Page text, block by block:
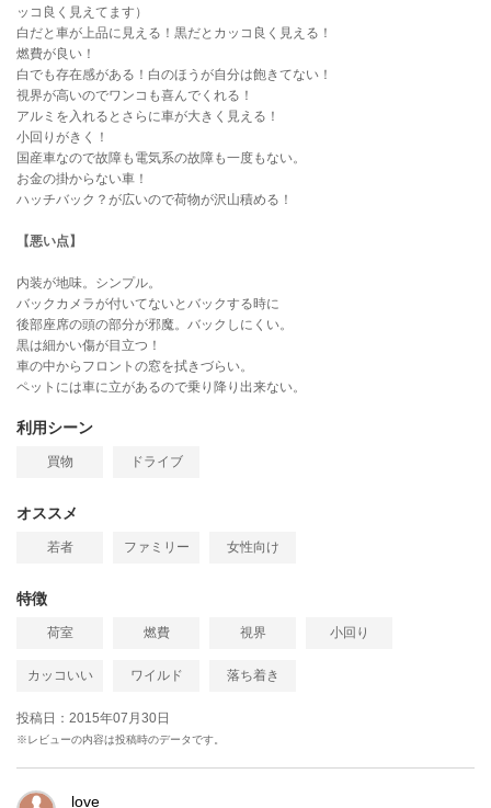
ッコ良く見えてます）
白だと車が上品に見える！黒だとカッコ良く見える！
燃費が良い！
白でも存在感がある！白のほうが自分は飽きてない！
視界が高いのでワンコも喜んでくれる！
アルミを入れるとさらに車が大きく見える！
小回りがきく！
国産車なので故障も電気系の故障も一度もない。
お金の掛からない車！
ハッチバック？が広いので荷物が沢山積める！
【悪い点】
内装が地味。シンプル。
バックカメラが付いてないとバックする時に
後部座席の頭の部分が邪魔。バックしにくい。
黒は細かい傷が目立つ！
車の中からフロントの窓を拭きづらい。
ペットには車に立があるので乗り降り出来ない。
利用シーン
買物 ドライブ
オススメ
若者 ファミリー 女性向け
特徴
荷室 燃費 視界 小回り
カッコいい ワイルド 落ち着き
投稿日：2015年07月30日
※レビューの内容は投稿時のデータです。
love